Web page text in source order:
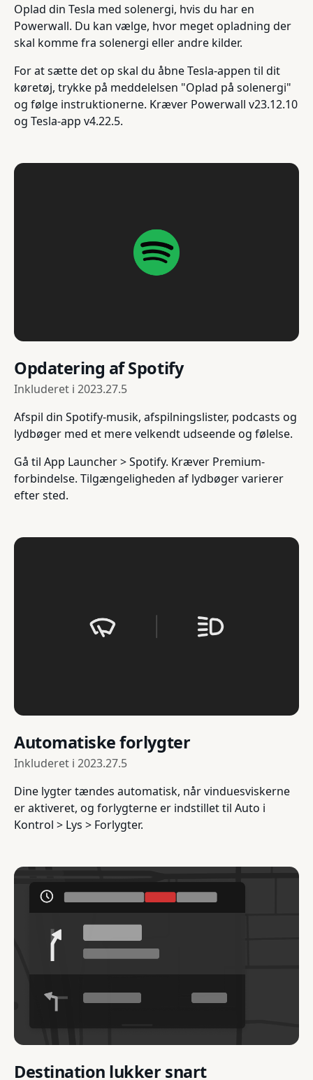
Oplad din Tesla med solenergi, hvis du har en
Powerwall. Du kan vælge, hvor meget opladning der
skal komme fra solenergi eller andre kilder.
For at sætte det op skal du åbne Tesla-appen til dit
køretøj, trykke på meddelelsen "Oplad på solenergi"
og følge instruktionerne. Kræver Powerwall v23.12.10
og Tesla-app v4.22.5.
Opdatering af Spotify
Inkluderet i 2023.27.5
Afspil din Spotify-musik, afspilningslister, podcasts og
lydbøger med et mere velkendt udseende og følelse.
Gå til App Launcher > Spotify. Kræver Premium-
forbindelse. Tilgængeligheden af lydbøger varierer
efter sted.
Automatiske forlygter
Inkluderet i 2023.27.5
Dine lygter tændes automatisk, når vinduesviskerne
er aktiveret, og forlygterne er indstillet til Auto i
Kontrol > Lys > Forlygter.
Destination lukker snart